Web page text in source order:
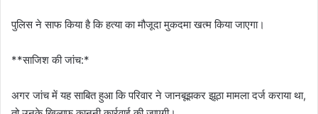
पुलिस ने साफ किया है कि हत्या का मौजूदा मुकदमा खत्म किया जाएगा।
**साजिश की जांच:*
अगर जांच में यह साबित हुआ कि परिवार ने जानबूझकर झूठा मामला दर्ज कराया था,